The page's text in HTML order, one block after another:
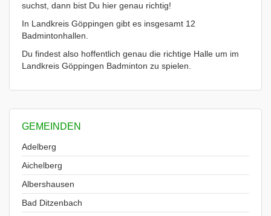
suchst, dann bist Du hier genau richtig!
In Landkreis Göppingen gibt es insgesamt 12
Badmintonhallen.
Du findest also hoffentlich genau die richtige Halle um im
Landkreis Göppingen Badminton zu spielen.
GEMEINDEN
Adelberg
Aichelberg
Albershausen
Bad Ditzenbach